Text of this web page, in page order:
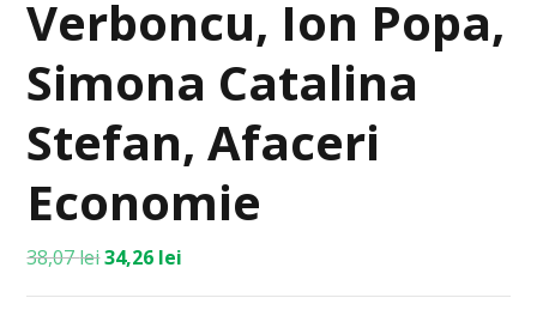
Verboncu, Ion Popa,
Simona Catalina
Stefan, Afaceri
Economie
38,07lei34,26 lei